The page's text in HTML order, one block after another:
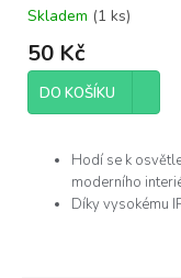
Skladem (1 ks)
50 Kč
DO KOŠÍKU
Hodí se k
moderního
Díky vysokému